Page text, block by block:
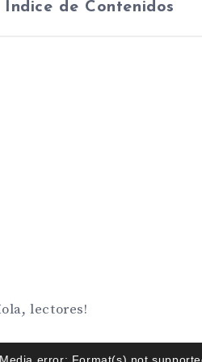
Índice de Contenidos
lectores!